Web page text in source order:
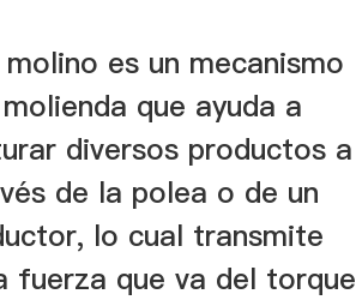
molino es un mecanismo
que ayuda a
diversos productos a
de la polea o de un
lo cual transmite
fuerza que va del torque